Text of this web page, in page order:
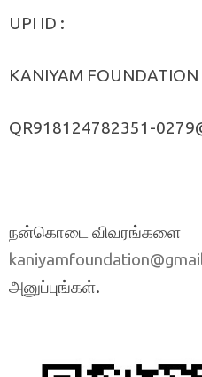
UPI ID :
KANIYAM FOUNDATION
QR918124782351-
நன்கொடை விவரங்களை
அனுப்புங்கள்.